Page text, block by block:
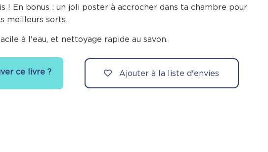
! En bonus : un joli poster à accrocher dans ta chambre pour
meilleurs sorts.
à l'eau, et nettoyage rapide au savon.
ce livre ? Ajouter à la liste d'envies